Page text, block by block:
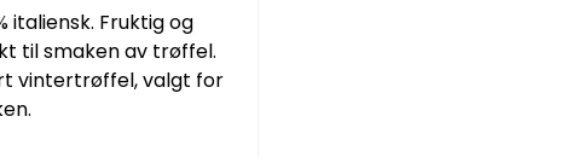
italiensk. Fruktig og
til smaken av trøffel.
vintertrøffel, valgt for